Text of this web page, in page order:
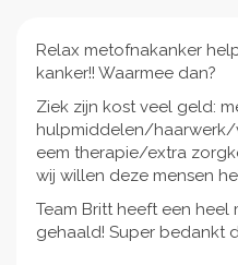
Relax metofnakanker
kanker!! Waarmee dan?
Ziek zijn kost veel geld:
hulpmiddelen/
eem therapie/extra
wij willen deze mensen
Team Britt heeft een
gehaald! Super bedankt